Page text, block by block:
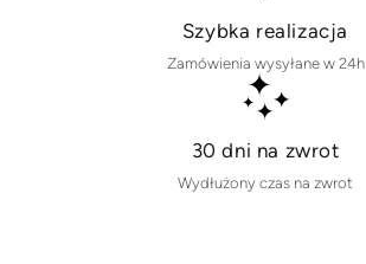
Szybka realizacja
Zamówienia wysyłane w 24h
30 dni na zwrot
Wydłużony czas na zwrot